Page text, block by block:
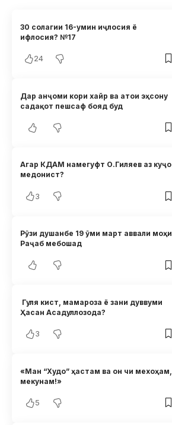
30 солагии 16-умин иҷлосия ё
ифлосия? №17
24
Дар анҷоми кори хайр ва атои эҳсону
садақот пешсаф бояд буд
Агар КДАМ намегуфт О.Гиляев аз куҷо
медонист?
3
Рӯзи душанбе 19 ӯми март аввали моҳи
Раҷаб мебошад
Гуля кист, мамароза ё зани дуввуми
Ҳасан Асадуллозода?
3
«Ман “Худо” ҳастам ва он чи мехоҳам,
мекунам!»
5